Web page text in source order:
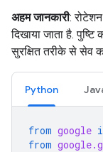
अहम जानकारी:
दिखाया जाता है.
सुरक्षित तरीके से सेव
Python
from google
from